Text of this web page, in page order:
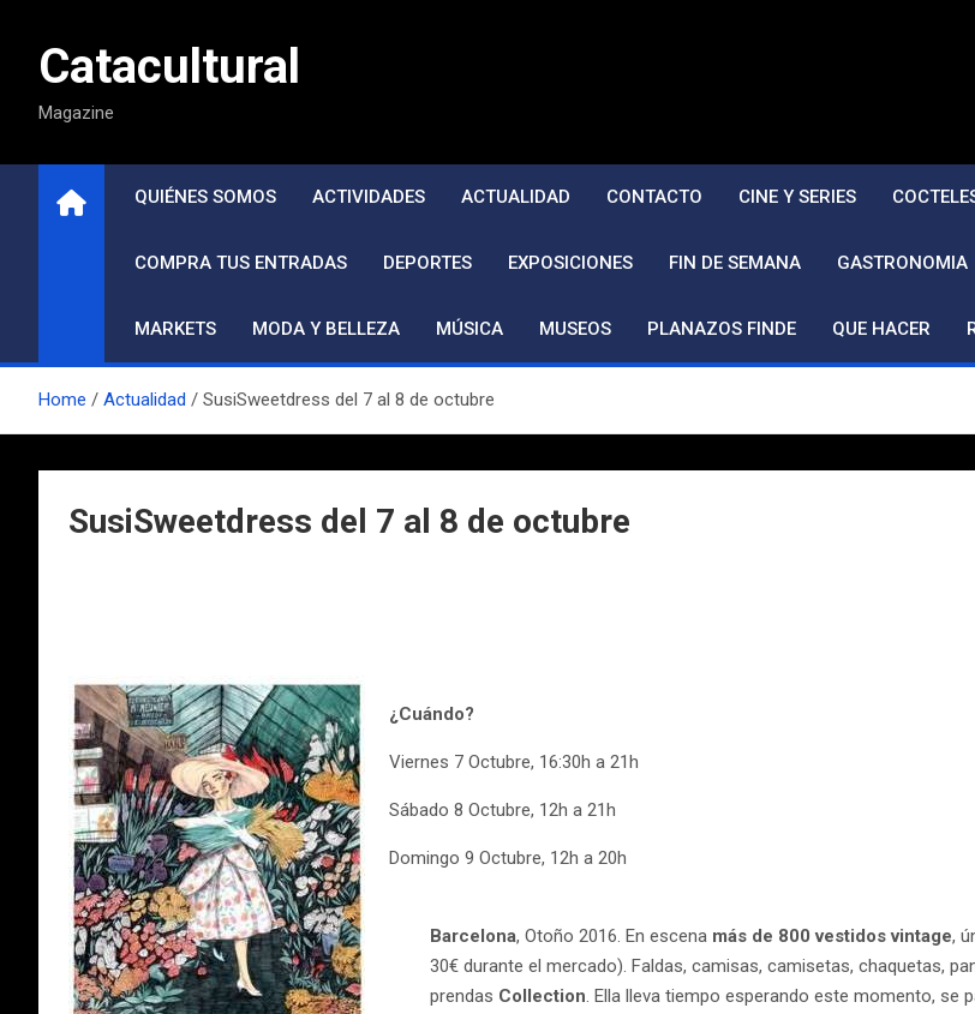
contenidoCatacultural
Magazine
QUIÉNES SOMOS ACTIVIDADES ACTUALIDAD CONTACTO CINE Y SERIES
COMPRA TUS ENTRADAS DEPORTES EXPOSICIONES FIN DE SEMANA GASTRONOMIA
MARKETS MODA Y BELLEZA MÚSICA MUSEOS PLANAZOS FINDE QUE HACER
Home Actualidad SusiSweetdress del 7 al 8 de octubre
SusiSweetdress del 7 al 8 de octubre
¿Cuándo?
Viernes 7 Octubre, 16:30h a 21h
Sábado 8 Octubre, 12h a 21h
Domingo 9 Octubre, 12h a 20h
Barcelona, Otoño 2016. En escena más de 800 vestidos vintage,
30€ durante el mercado). Faldas, camisas, camisetas, chaquetas,
prendas Collection. Ella lleva tiempo esperando este momento, se